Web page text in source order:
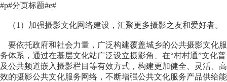
#p#分页标题#e#
（1）加强摄影文化网络建设，汇聚更多摄影之友和爱好者。
要依托政府和社会力量，广泛构建覆盖城乡的公共摄影文化服
务体系，通过在基层文化站广泛设立摄影角、在“村村通”文化普
及公共频道嵌入摄影栏目等有效方式，构建更加健全、灵活、高
效的摄影公共文化服务网络，不断增强公共文化服务产品供给能